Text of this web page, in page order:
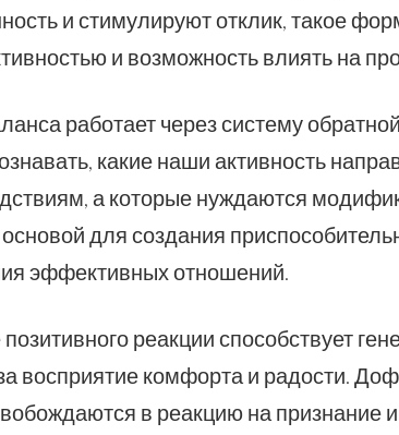
и стимулируют отклик, такое
и возможность влиять на
работает через систему
какие наши активность
а которые нуждаются
основой для создания
эффективных отношений.
реакции способствует
восприятие комфорта и радости.
в реакцию на признание